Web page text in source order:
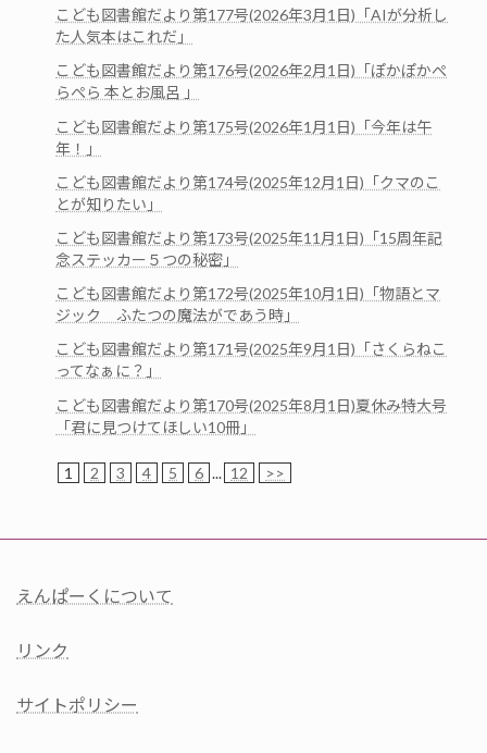
こども図書館だより第177号(2026年3月1日)「AIが分析し
た人気本はこれだ」
こども図書館だより第176号(2026年2月1日)「ぽかぽかぺ
らぺら 本とお風呂 」
こども図書館だより第175号(2026年1月1日)「今年は午
年！」
こども図書館だより第174号(2025年12月1日)「クマのこ
とが知りたい」
こども図書館だより第173号(2025年11月1日)「15周年記
念ステッカー５つの秘密」
こども図書館だより第172号(2025年10月1日)「物語とマ
ジック ふたつの魔法がであう時」
こども図書館だより第171号(2025年9月1日)「さくらねこ
ってなぁに？」
こども図書館だより第170号(2025年8月1日)夏休み特大号
「君に見つけてほしい10冊」
1 2 3 4 5 6 ... 12 >>
えんぱーくについて
リンク
サイトポリシー